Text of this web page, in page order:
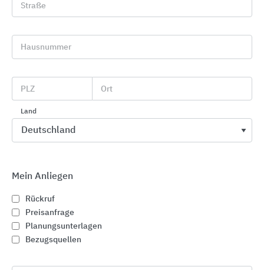
Absturzsicherungssysteme an Gebäuden
Straße
Hausnummer
PLZ Ort
Land
Mein Anliegen
Rückruf
Preisanfrage
Planungsunterlagen
Bezugsquellen